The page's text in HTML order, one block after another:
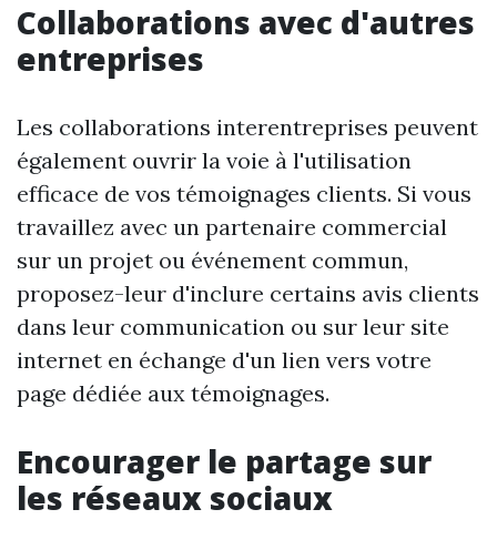
Collaborations avec d'autres
entreprises
Les collaborations interentreprises peuvent
également ouvrir la voie à l'utilisation
efficace de vos témoignages clients. Si vous
travaillez avec un partenaire commercial
sur un projet ou événement commun,
proposez-leur d'inclure certains avis clients
dans leur communication ou sur leur site
internet en échange d'un lien vers votre
page dédiée aux témoignages.
Encourager le partage sur
les réseaux sociaux